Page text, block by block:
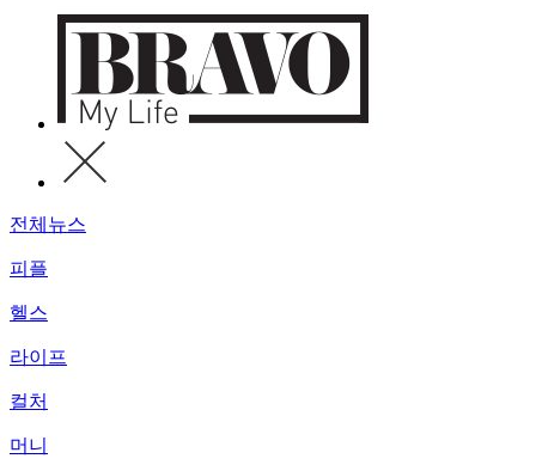
전체뉴스
피플
헬스
라이프
컬처
머니